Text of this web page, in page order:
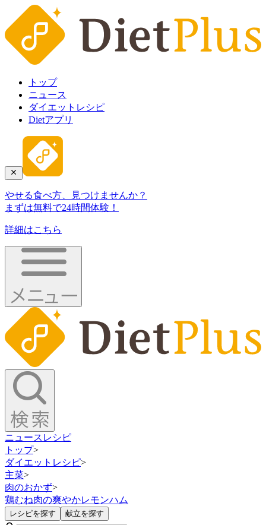
トップ
ニュース
ダイエットレシピ
Dietアプリ
やせる食べ方、見つけませんか？
まずは無料で24時間体験！
詳細はこちら
ニュース レシピ
トップ>
ダイエットレシピ>
主菜>
肉のおかず>
鶏むね肉の爽やかレモンハム
レシピを探す 献立を探す